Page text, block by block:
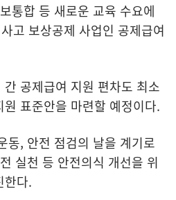
통합 등 새로운 교육 수요에
고 보상공제 사업인 공제급여
공제급여 지원 편차도 최소
표준안을 마련할 예정이다.
동, 안전 점검의 날을 계기로
실천 등 안전의식 개선을 위
한다.